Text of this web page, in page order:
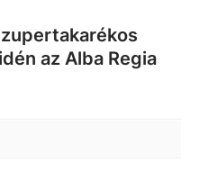
az Alba Regia